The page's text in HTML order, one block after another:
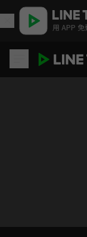
用 APP